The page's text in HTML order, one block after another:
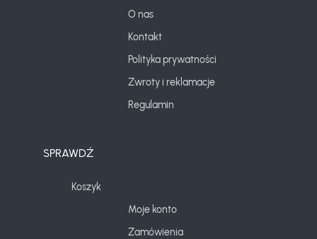
O nas
Kontakt
Polityka prywatności
Zwroty i reklamacje
Regulamin
SPRAWDŹ
Koszyk
Moje konto
Zamówienia